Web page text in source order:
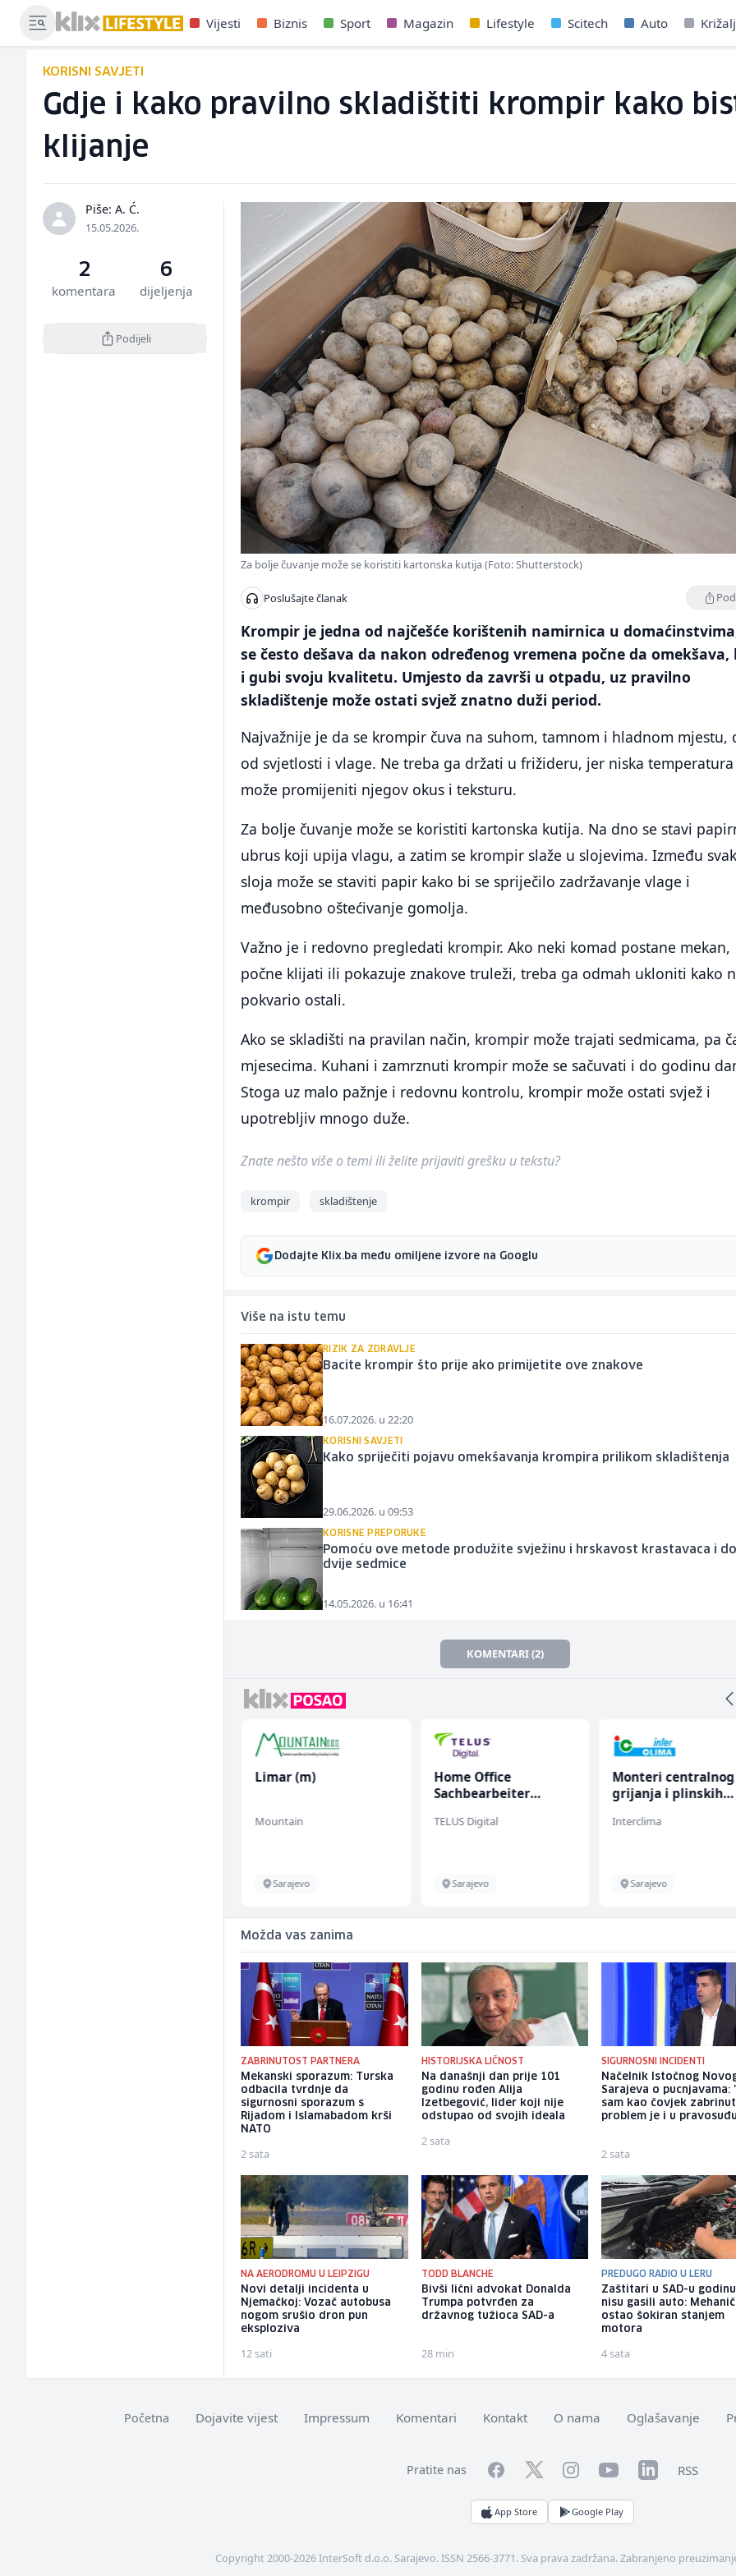
Vijesti Biznis Sport Magazin Lifestyle Scitech Auto
KORISNI SAVJETI
Gdje i kako pravilno skladištiti krompir kako
klijanje
Piše: A. Ć.
15.05.2026.
2
komentara
6
dijeljenja
Podijeli
Za bolje čuvanje može se koristiti kartonska kutija (Foto: Shutterstock)
Poslušajte članak
Krompir je jedna od najčešće korištenih namirnica u
se često dešava da nakon određenog vremena počne da omekšava,
i gubi svoju kvalitetu. Umjesto da završi u otpadu, uz pravilno
skladištenje može ostati svjež znatno duži period.
Najvažnije je da se krompir čuva na suhom, tamnom i hladnom mjestu,
od svjetlosti i vlage. Ne treba ga držati u frižideru, jer niska temperatura
može promijeniti njegov okus i teksturu.
Za bolje čuvanje može se koristiti kartonska kutija. Na dno se stavi
ubrus koji upija vlagu, a zatim se krompir slaže u slojevima. Između
sloja može se staviti papir kako bi se spriječilo zadržavanje vlage i
međusobno oštećivanje gomolja.
Važno je i redovno pregledati krompir. Ako neki komad postane mekan,
počne klijati ili pokazuje znakove truleži, treba ga odmah ukloniti kako
pokvario ostali.
Ako se skladišti na pravilan način, krompir može trajati sedmicama, pa
mjesecima. Kuhani i zamrznuti krompir može se sačuvati i do godinu
Stoga uz malo pažnje i redovnu kontrolu, krompir može ostati svjež i
upotrebljiv mnogo duže.
Znate nešto više o temi ili želite prijaviti grešku u tekstu?
krompir skladištenje
Dodajte Klix.ba među omiljene izvore na Googlu
Više na istu temu
RIZIK ZA ZDRAVLJE
Bacite krompir što prije ako primijetite ove znakove
16.07.2026. u 22:20
KORISNI SAVJETI
Kako spriječiti pojavu omekšavanja krompira prilikom skladištenja
29.06.2026. u 09:53
KORISNE PREPORUKE
Pomoću ove metode produžite svježinu i hrskavost krastavaca i do
dvije sedmice
14.05.2026. u 16:41
KOMENTARI (2)
Limar (m)
Mountain
Sarajevo
Home Office
Sachbearbeiter
bekannten deutschen
TELUS Digital
Sarajevo
Monteri centralnog
grijanja i plinskih
Interclima
Sarajevo
Možda vas zanima
ZABRINUTOST PARTNERA
Mekanski sporazum: Turska
odbacila tvrdnje da
sigurnosni sporazum s
Rijadom i Islamabadom krši
NATO
2 sata
HISTORIJSKA LIČNOST
Na današnji dan prije 101
godinu rođen Alija
Izetbegović, lider koji nije
odstupao od svojih ideala
2 sata
SIGURNOSNI INCIDENTI
Načelnik Istočnog
Sarajeva o pucnjavama:
sam kao čovjek
problem je i u
2 sata
NA AERODROMU U LEIPZIGU
Novi detalji incidenta u
Njemačkoj: Vozač autobusa
nogom srušio dron pun
eksploziva
12 sati
TODD BLANCHE
Bivši lični advokat Donalda
Trumpa potvrđen za
državnog tužioca SAD-a
28 min
PREDUGO RADIO U LERU
Zaštitari u SAD-u
nisu gasili auto:
ostao šokiran stanjem
motora
4 sata
Početna Dojavite vijest Impressum Komentari Kontakt O nama Oglašavanje
Pratite nas FacebookTwitterInstagramYouTubeLinkedInRSS
App Store Google Play
Copyright 2000-2026 InterSoft d.o.o. Sarajevo. ISSN 2566-3771. Sva prava zadržana. Zabranjeno